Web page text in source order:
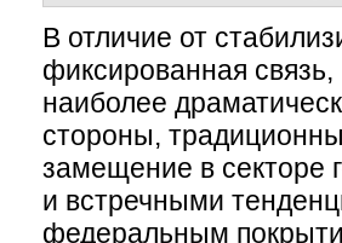
В отличие от
фиксированная
наиболее
стороны,
замещение в секторе
и встречными
федеральным